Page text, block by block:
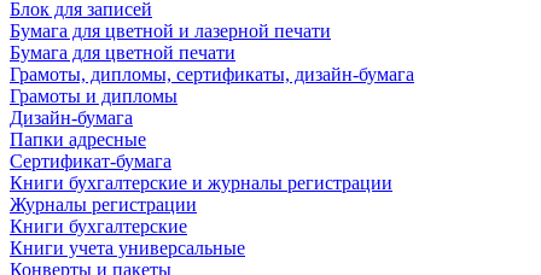
Блок для записей
Бумага для цветной и лазерной печати
Бумага для цветной печати
Грамоты, дипломы, сертификаты, дизайн-бумага
Грамоты и дипломы
Дизайн-бумага
Папки адресные
Сертификат-бумага
Книги бухгалтерские и журналы регистрации
Журналы регистрации
Книги бухгалтерские
Книги учета универсальные
Конверты и пакеты